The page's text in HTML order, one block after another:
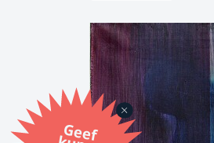
G
eef
u
n
st
a
d
o
m
et
e SB
K
u
n
stb
o
n